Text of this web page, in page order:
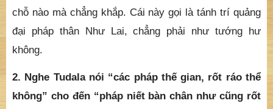
chỗ nào mà chẳng khắp. Cái này gọi là tánh trí quảng
đại pháp thân Như Lai, chẳng phải như tướng hư
không.
2. Nghe Tudala nói “các pháp thế gian, rốt ráo thể
không” cho đến “pháp niết bàn chân như cũng rốt